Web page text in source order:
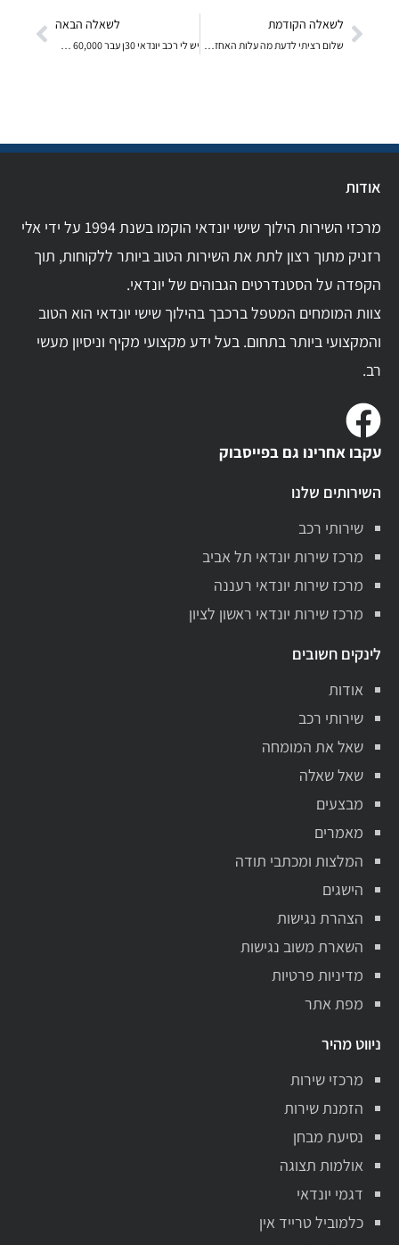
לשאלה הקודמת לשאלה הבאה
אודות
מרכזי השירות הילוך שישי יונדאי הוקמו בשנת 1994 על ידי אלי
רזניק מתוך רצון לתת את השירות הטוב ביותר ללקוחות, תוך
הקפדה על הסטנדרטים הגבוהים של יונדאי.
צוות המומחים המטפל ברכבך בהילוך שישי יונדאי הוא הטוב
והמקצועי ביותר בתחום. בעל ידע מקצועי מקיף וניסיון מעשי
רב.
עקבו אחרינו גם בפייסבוק
השירותים שלנו
שירותי רכב
מרכז שירות יונדאי תל אביב
מרכז שירות יונדאי רעננה
מרכז שירות יונדאי ראשון לציון
לינקים חשובים
אודות
שירותי רכב
שאל את המומחה
שאל שאלה
מבצעים
מאמרים
המלצות ומכתבי תודה
הישגים
הצהרת נגישות
השארת משוב נגישות
מדיניות פרטיות
מפת אתר
ניווט מהיר
מרכזי שירות
הזמנת שירות
נסיעת מבחן
אולמות תצוגה
דגמי יונדאי
כלמוביל טרייד אין